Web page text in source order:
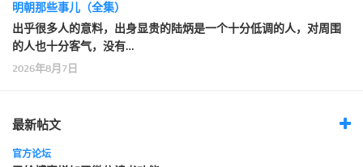
明朝那些事儿（全集）
出乎很多人的意料，出身显贵的陆炳是一个十分低调的人，对周围
的人也十分客气，没有…
2026年8月7日
最新帖文
官方论坛